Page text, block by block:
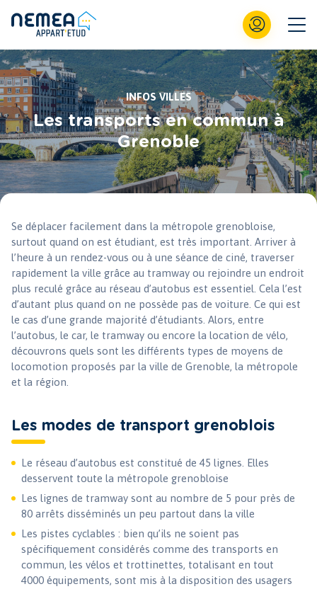
INFOS VILLES
Les transports en commun à
Grenoble
Se déplacer facilement dans la métropole grenobloise,
surtout quand on est étudiant, est très important. Arriver à
l’heure à un rendez-vous ou à une séance de ciné, traverser
rapidement la ville grâce au tramway ou rejoindre un endroit
plus reculé grâce au réseau d’autobus est essentiel. Cela l’est
d’autant plus quand on ne possède pas de voiture. Ce qui est
le cas d’une grande majorité d’étudiants. Alors, entre
l’autobus, le car, le tramway ou encore la location de vélo,
découvrons quels sont les différents types de moyens de
locomotion proposés par la ville de Grenoble, la métropole
et la région.
Les modes de transport grenoblois
Le réseau d’autobus est constitué de 45 lignes. Elles
desservent toute la métropole grenobloise
Les lignes de tramway sont au nombre de 5 pour près de
80 arrêts disséminés un peu partout dans la ville
Les pistes cyclables : bien qu’ils ne soient pas
spécifiquement considérés comme des transports en
commun, les vélos et trottinettes, totalisant en tout
4000 équipements, sont mis à la disposition des usagers